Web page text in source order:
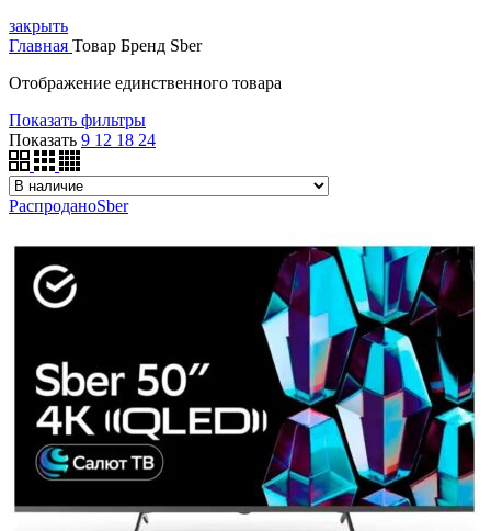
закрыть
Главная Товар Бренд Sber
Отображение единственного товара
Показать фильтры
Показать 9 12 18 24
РаспроданоSber